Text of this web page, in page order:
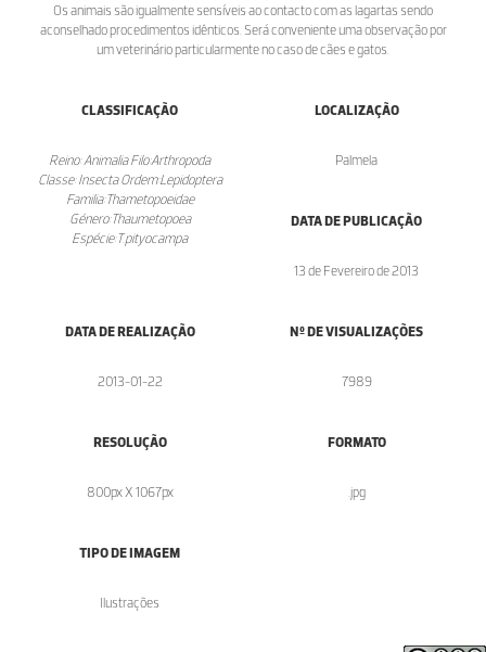
Os animais são igualmente sensíveis ao contacto com as lagartas sendo
aconselhado procedimentos idênticos. Será conveniente uma observação por
um veterinário particularmente no caso de cães e gatos.
CLASSIFICAÇÃO
Reino: Animalia Filo:Arthropoda
Classe: Insecta Ordem:Lepidoptera
Familia:Thametopoeidae
Género:Thaumetopoea
Espécie:T.pityocampa
LOCALIZAÇÃO
Palmela
DATA DE PUBLICAÇÃO
13 de Fevereiro de 2013
DATA DE REALIZAÇÃO
2013-01-22
Nº DE VISUALIZAÇÕES
7989
RESOLUÇÃO
800px X 1067px
FORMATO
.jpg
TIPO DE IMAGEM
Ilustrações